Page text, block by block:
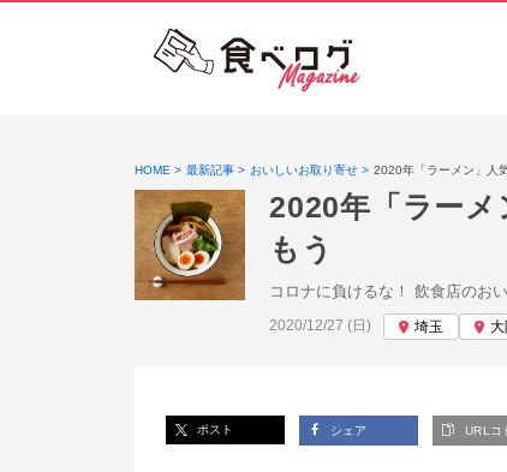
HOME 最新記事 おいしいお取り寄せ 2020年「ラーメン」人
2020年「ラー
もう
コロナに負けるな！ 飲食店のお
投稿日:
2020/12/27 (日) 埼玉 大
ポスト シェア URLコ